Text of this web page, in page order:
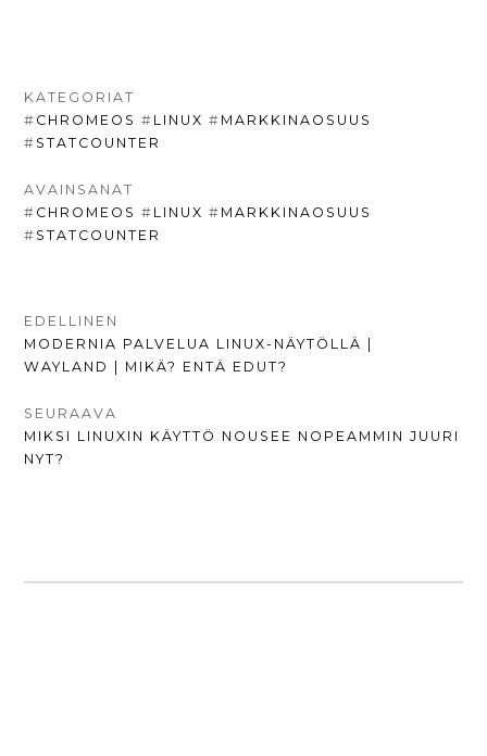
KATEGORIAT
# CHROMEOS # LINUX # MARKKINAOSUUS
# STATCOUNTER
AVAINSANAT
# CHROMEOS # LINUX # MARKKINAOSUUS
# STATCOUNTER
ARTIKKELIEN
SELAUS
EDELLINEN
EDELLINEN
UUTINEN:
MODERNIA PALVELUA LINUX-NÄYTÖLLÄ |
WAYLAND | MIKÄ? ENTÄ EDUT?
SEURAAVA
SEURAAVA
UUTINEN:
MIKSI LINUXIN KÄYTTÖ NOUSEE NOPEAMMIN JUURI
NYT?